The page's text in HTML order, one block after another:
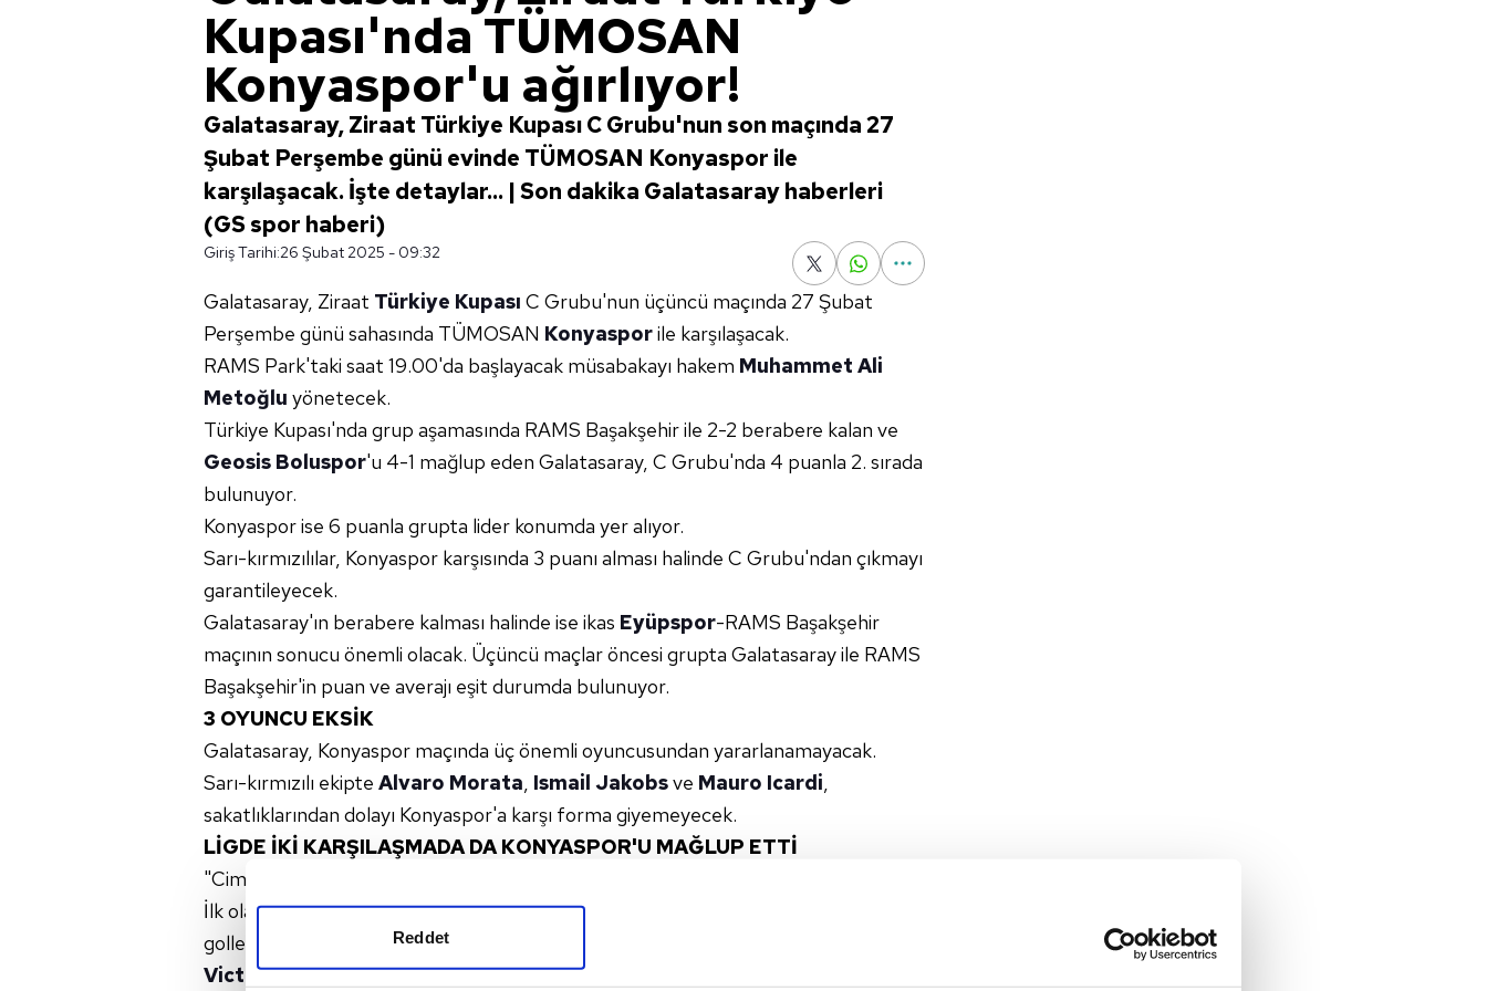
Reddet
Kupası'nda TÜMOSAN
Konyaspor'u ağırlıyor!
Galatasaray, Ziraat Türkiye Kupası C Grubu'nun son maçında 27
Şubat Perşembe günü evinde TÜMOSAN Konyaspor ile
karşılaşacak. İşte detaylar... | Son dakika Galatasaray haberleri
(GS spor haberi)
Giriş Tarihi:26 Şubat 2025 - 09:32
Galatasaray, Ziraat Türkiye Kupası C Grubu'nun üçüncü maçında 27 Şubat
Perşembe günü sahasında TÜMOSAN Konyasporile karşılaşacak.
RAMS Park'taki saat 19.00'da başlayacak müsabakayı hakem Muhammet Ali
Metoğlu yönetecek.
Türkiye Kupası'nda grup aşamasında RAMS Başakşehir ile 2-2 berabere kalan ve
Geosis Boluspor'u 4-1 mağlup eden Galatasaray, C Grubu'nda 4 puanla 2. sırada
bulunuyor.
Konyaspor ise 6 puanla grupta lider konumda yer alıyor.
Sarı-kırmızılılar, Konyaspor karşısında 3 puanı alması halinde C Grubu'ndan çıkmayı
garantileyecek.
Galatasaray'ın berabere kalması halinde ise ikas Eyüpspor-RAMS Başakşehir
maçının sonucu önemli olacak. Üçüncü maçlar öncesi grupta Galatasaray ile RAMS
Başakşehir'in puan ve averajı eşit durumda bulunuyor.
3 OYUNCU EKSİK
Galatasaray, Konyaspor maçında üç önemli oyuncusundan yararlanamayacak.
Sarı-kırmızılı ekipte Alvaro Morata, Ismail Jakobsve Mauro Icardi,
sakatlıklarından dolayı Konyaspor'a karşı forma giyemeyecek.
LİGDE İKİ KARŞILAŞMADA DA KONYASPOR'U MAĞLUP ETTİ
"Cimbom", bu sezon
İlk olarak ligin 2. haftasındaKerem Aktürkoğlu
golleriyle Konyaspor'u deplasmanda 2-1 yenen sarı-kırmızılılar, 21. haftada da
Victor Osimhen'in penaltıdan fileleri havalandırmasıyla RAMS Park'ta rakibini 1-